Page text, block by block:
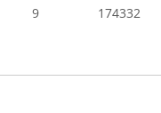
9 174332